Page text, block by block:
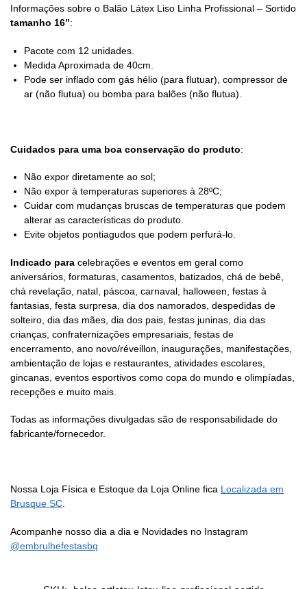
Informações sobre o Balão Látex Liso Linha Profissional – Sortido
tamanho 16”:
Pacote com 12 unidades.
Medida Aproximada de 40cm.
Pode ser inflado com gás hélio (para flutuar), compressor de
ar (não flutua) ou bomba para balões (não flutua).
Cuidados para uma boa conservação do produto:
Não expor diretamente ao sol;
Não expor à temperaturas superiores à 28ºC;
Cuidar com mudanças bruscas de temperaturas que podem
alterar as características do produto.
Evite objetos pontiagudos que podem perfurá-lo.
Indicado para celebrações e eventos em geral como
aniversários, formaturas, casamentos, batizados, chá de bebê,
chá revelação, natal, páscoa, carnaval, halloween, festas à
fantasias, festa surpresa, dia dos namorados, despedidas de
solteiro, dia das mães, dia dos pais, festas juninas, dia das
crianças, confraternizações empresariais, festas de
encerramento, ano novo/réveillon, inaugurações, manifestações,
ambientação de lojas e restaurantes, atividades escolares,
gincanas, eventos esportivos como copa do mundo e olimpíadas,
recepções e muito mais.
Todas as informações divulgadas são de responsabilidade do
fabricante/fornecedor.
Nossa Loja Física e Estoque da Loja Online fica Localizada em
Brusque SC.
Acompanhe nosso dia a dia e Novidades no Instagram
@embrulhefestasbq